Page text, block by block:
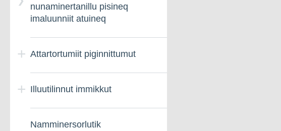
nunaminertanillu pisineq
imaluunniit atuineq
Attartortumiit piginnittumut
Nammineq pigisamik
paasissutissiineq
Illuutilinnut immikkut
Illumik piginnittut
Namminersorlutik